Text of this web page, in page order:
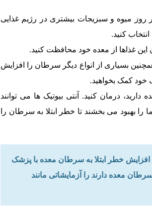
میوه و سبزیجات بیشتری در رژیم غذایی
کنید.
این غذاها از معده خود محافظت کنید.
بسیاری از انواع دیگر سرطان را افزایش
خود کمک بخواهید.
درمان کنید. آنتی بیوتیک ها می توانند
بهبود می بخشند تا خطر ابتلا به سرطان را
خطر ابتلا به سرطان معده با پزشک
معده دارند را آزمایشاتی مانند